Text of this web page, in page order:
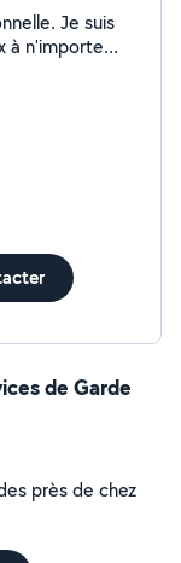
Je suis
à n'importe
de Garde
près de chez